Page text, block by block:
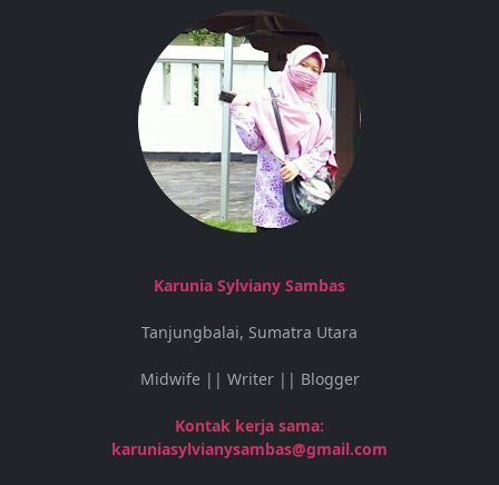
Karunia Sylviany Sambas
Tanjungbalai, Sumatra Utara
Midwife || Writer || Blogger
Kontak kerja sama:
karuniasylvianysambas@gmail.com